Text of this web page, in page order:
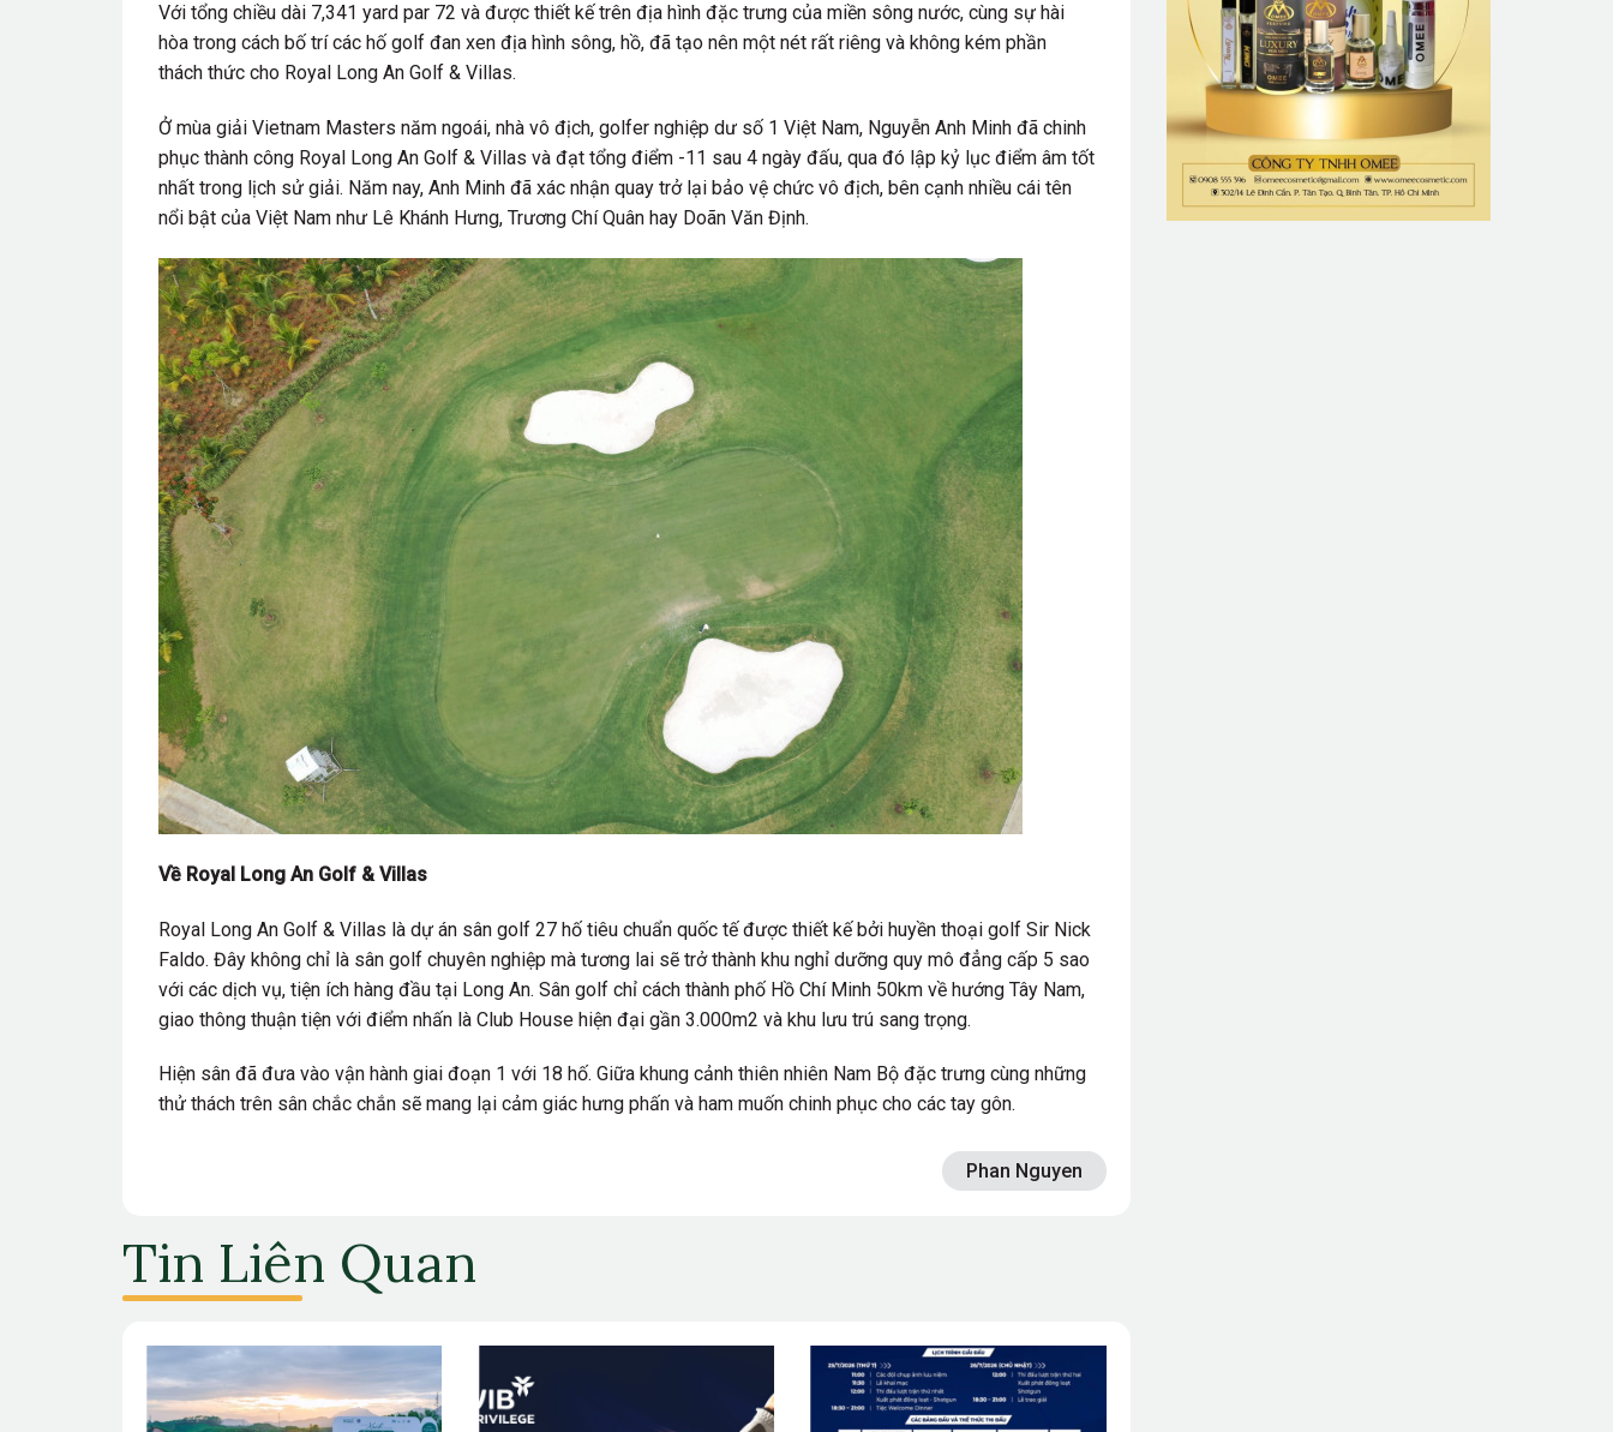
Với tổng chiều dài 7,341 yard par 72 và được thiết kế trên địa hình đặc trưng của miền sông nước, cùng sự hài
hòa trong cách bố trí các hố golf đan xen địa hình sông, hồ, đã tạo nên một nét rất riêng và không kém phần
thách thức cho Royal Long An Golf & Villas.
Ở mùa giải Vietnam Masters năm ngoái, nhà vô địch, golfer nghiệp dư số 1 Việt Nam, Nguyễn Anh Minh đã chinh
phục thành công Royal Long An Golf & Villas và đạt tổng điểm -11 sau 4 ngày đấu, qua đó lập kỷ lục điểm âm tốt
nhất trong lịch sử giải. Năm nay, Anh Minh đã xác nhận quay trở lại bảo vệ chức vô địch, bên cạnh nhiều cái tên
nổi bật của Việt Nam như Lê Khánh Hưng, Trương Chí Quân hay Doãn Văn Định.
Về Royal Long An Golf & Villas
Royal Long An Golf & Villas là dự án sân golf 27 hố tiêu chuẩn quốc tế được thiết kế bởi huyền thoại golf Sir Nick
Faldo. Đây không chỉ là sân golf chuyên nghiệp mà tương lai sẽ trở thành khu nghỉ dưỡng quy mô đẳng cấp 5 sao
với các dịch vụ, tiện ích hàng đầu tại Long An. Sân golf chỉ cách thành phố Hồ Chí Minh 50km về hướng Tây Nam,
giao thông thuận tiện với điểm nhấn là Club House hiện đại gần 3.000m2 và khu lưu trú sang trọng. ​
Hiện sân đã đưa vào vận hành giai đoạn 1 với 18 hố. Giữa khung cảnh thiên nhiên Nam Bộ đặc trưng cùng những
thử thách trên sân chắc chắn sẽ mang lại cảm giác hưng phấn và ham muốn chinh phục cho các tay gôn.
Phan Nguyen
Tin Liên Quan